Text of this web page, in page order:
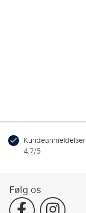
Kundeanmeldelser
4.7/5
Følg os